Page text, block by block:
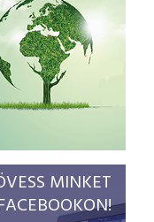
MINKET